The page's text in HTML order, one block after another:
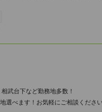
武台下など勤務地多数！
べます！お気軽にご相談ください